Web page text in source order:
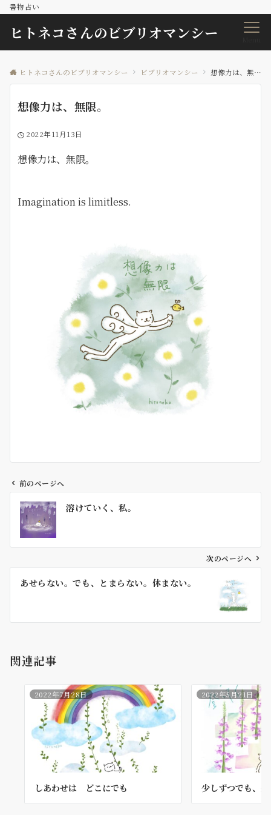
書物占い
ヒトネコさんのビブリオマンシー
ヒトネコさんのビブリオマンシー ビブリオマンシー 想像力は、無限。
想像力は、無限。
2022年11月13日
想像力は、無限。
Imagination is limitless.
ビ
ン
前のページへ
溶けていく、私。
次のページへ
あせらない。でも、とまらない。休まない。
関連記事
2022年7月28日
しあわせは どこにでも
2022年5月21日
少しずつでも、